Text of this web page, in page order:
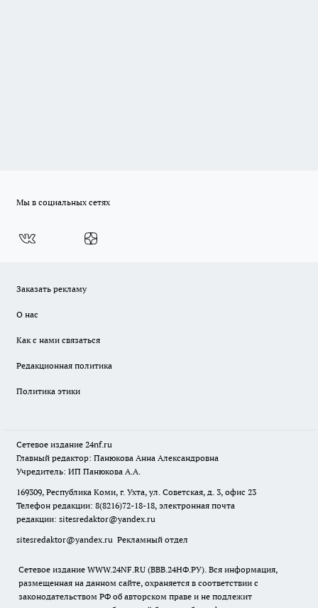
Мы в социальных сетях
Заказать рекламу
О нас
Как с нами связаться
Редакционная политика
Политика этики
Сетевое издание 24nf.ru
Главный редактор: Панюкова Анна Александровна
Учредитель: ИП Панюкова А.А.
169309, Республика Коми, г. Ухта, ул. Советская, д. 3, офис 23
Телефон редакции: 8(8216)72-18-18, электронная почта
редакции: sitesredaktor@yandex.ru
sitesredaktor@yandex.ru Рекламный отдел
Сетевое издание WWW.24NF.RU (ВВВ.24НФ.РУ). Вся информация,
размещенная на данном сайте, охраняется в соответствии с
законодательством РФ об авторском праве и не подлежит